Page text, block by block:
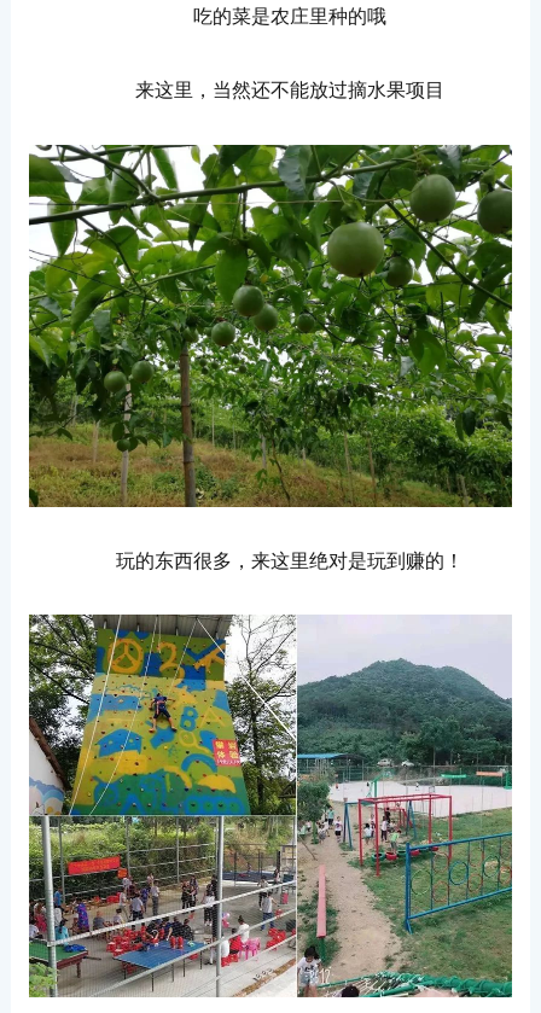
吃的菜是农庄里种的哦
来这里，当然还不能放过摘水果项目
玩的东西很多，来这里绝对是玩到赚的！